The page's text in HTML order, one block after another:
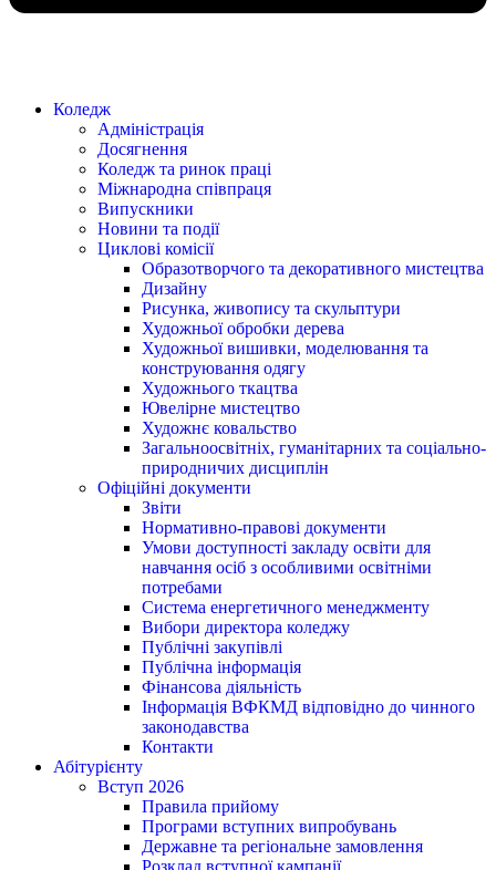
Коледж
Адміністрація
Досягнення
Коледж та ринок праці
Міжнародна співпраця
Випускники
Новини та події
Циклові комісії
Образотворчого та декоративного мистецтва
Дизайну
Рисунка, живопису та скульптури
Художньої обробки дерева
Художньої вишивки, моделювання та
конструювання одягу
Художнього ткацтва
Ювелірне мистецтво
Художнє ковальство
Загальноосвітніх, гуманітарних та соціально-
природничих дисциплін
Офіційні документи
Звіти
Нормативно-правові документи
Умови доступності закладу освіти для
навчання осіб з особливими освітніми
потребами
Система енергетичного менеджменту
Вибори директора коледжу
Публічні закупівлі
Публічна інформація
Фінансова діяльність
Інформація ВФКМД відповідно до чинного
законодавства
Контакти
Абітурієнту
Вступ 2026
Правила прийому
Програми вступних випробувань
Державне та регіональне замовлення
Розклад вступної кампанії